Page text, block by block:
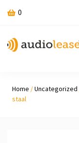
0
Home /Uncategorized
staal